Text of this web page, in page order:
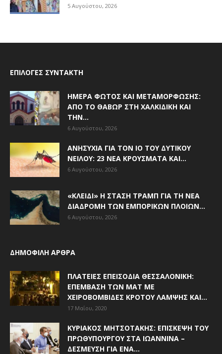
5 Αυγούστου, 2026
ΕΠΙΛΟΓΈΣ ΣΥΝΤΆΚΤΗ
ΗΜΈΡΑ ΦΩΤΌΣ ΚΑΙ ΜΕΤΑΜΌΡΦΩΣΗΣ:
ΑΠΌ ΤΟ ΘΑΒΏΡ ΣΤΗ ΧΑΛΚΙΔΙΚΉ ΚΑΙ
ΤΗΝ...
6 Αυγούστου, 2026
ΑΝΗΣΥΧΊΑ ΓΙΑ ΤΟΝ ΙΌ ΤΟΥ ΔΥΤΙΚΟΎ
ΝΕΊΛΟΥ: 23 ΝΈΑ ΚΡΟΎΣΜΑΤΑ ΚΑΙ...
6 Αυγούστου, 2026
«ΚΛΕΙΔΊ» Η ΣΤΆΣΗ ΤΡΑΜΠ ΓΙΑ ΤΗ ΝΈΑ
ΔΙΑΔΡΟΜΉ ΤΩΝ ΕΜΠΟΡΙΚΏΝ ΠΛΟΊΩΝ...
6 Αυγούστου, 2026
ΔΗΜΟΦΙΛΗ ΑΡΘΡΑ
ΠΛΑΤΕΊΕΣ ΕΠΕΙΣΌΔΙΑ ΘΕΣΣΑΛΟΝΊΚΗ:
ΕΠΈΜΒΑΣΗ ΤΩΝ ΜΑΤ ΜΕ
ΧΕΙΡΟΒΟΜΒΊΔΕΣ ΚΡΌΤΟΥ ΛΆΜΨΗΣ ΚΑΙ...
17 Μαΐου, 2020
ΚΥΡΙΆΚΟΣ ΜΗΤΣΟΤΆΚΗΣ: ΕΠΊΣΚΕΨΗ ΤΟΥ
ΠΡΩΘΥΠΟΥΡΓΟΎ ΣΤΑ ΙΩΆΝΝΙΝΑ –
ΔΈΣΜΕΥΣΗ ΓΙΑ ΈΝΑ...